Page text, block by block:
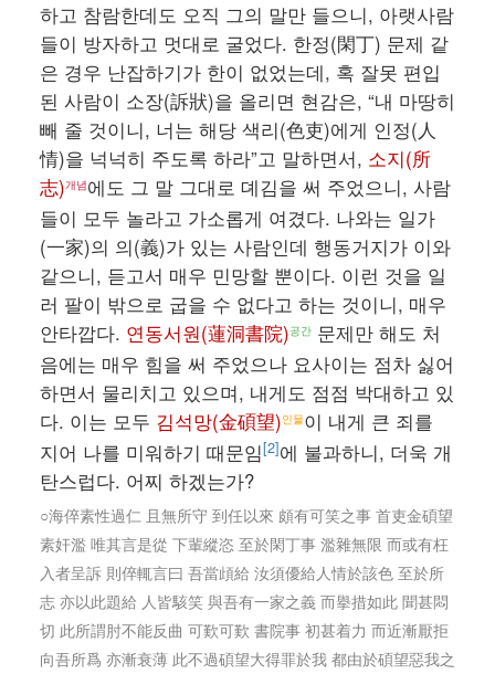
하고 참람한데도 오직 그의 말만 들으니, 아랫사람
들이 방자하고 멋대로 굴었다. 한정(閑丁) 문제 같
은 경우 난잡하기가 한이 없었는데, 혹 잘못 편입
된 사람이 소장(訴狀)을 올리면 현감은, “내 마땅히
빼 줄 것이니, 너는 해당 색리(色吏)에게 인정(人
情)을 넉넉히 주도록 하라”고 말하면서, 소지(所
志)개념에도 그 말 그대로 뎨김을 써 주었으니, 사람
들이 모두 놀라고 가소롭게 여겼다. 나와는 일가
(一家)의 의(義)가 있는 사람인데 행동거지가 이와
같으니, 듣고서 매우 민망할 뿐이다. 이런 것을 일
러 팔이 밖으로 굽을 수 없다고 하는 것이니, 매우
안타깝다. 연동서원(蓮洞書院)공간 문제만 해도 처
음에는 매우 힘을 써 주었으나 요사이는 점차 싫어
하면서 물리치고 있으며, 내게도 점점 박대하고 있
다. 이는 모두 김석망(金碩望)인물이 내게 큰 죄를
지어 나를 미워하기 때문임[2]에 불과하니, 더욱 개
탄스럽다. 어찌 하겠는가?
○海倅素性過仁 且無所守 到任以來 頗有可笑之事 首吏金碩望
素奸濫 唯其言是從 下輩縱恣 至於閑丁事 濫雜無限 而或有枉
入者呈訴 則倅輒言曰 吾當頉給 汝須優給人情於該色 至於所
志 亦以此題給 人皆駭笑 與吾有一家之義 而擧措如此 聞甚悶
切 此所謂肘不能反曲 可歎可歎 書院事 初甚着力 而近漸厭拒
向吾所爲 亦漸衰薄 此不過碩望大得罪於我 都由於碩望惡我之